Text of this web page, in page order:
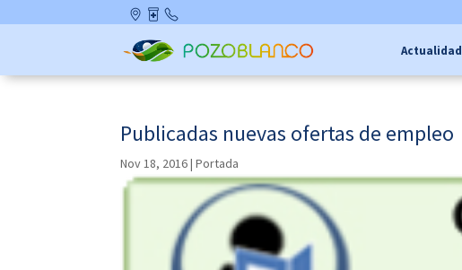
to
Ubicació
n
Farmaci
as de
Contact
o
Actualidad
Publicadas nuevas ofertas de empleo
Nov 18, 2016|Portada